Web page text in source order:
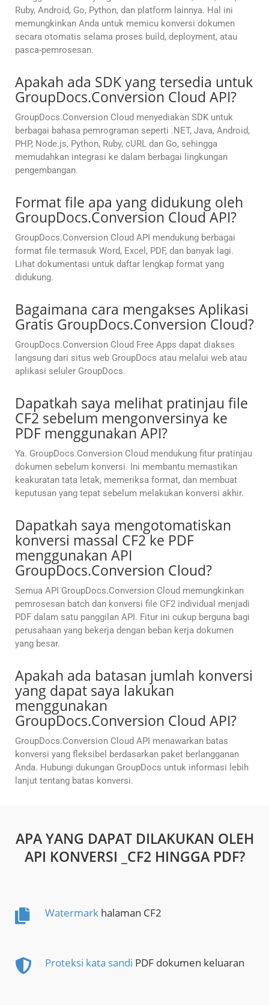
Ruby, Android, Go, Python, dan platform lainnya. Hal ini
memungkinkan Anda untuk memicu konversi dokumen
secara otomatis selama proses build, deployment, atau
pasca-pemrosesan.
Apakah ada SDK yang tersedia untuk
GroupDocs.Conversion Cloud API?
GroupDocs.Conversion Cloud menyediakan SDK untuk
berbagai bahasa pemrograman seperti .NET, Java, Android,
PHP, Node.js, Python, Ruby, cURL dan Go, sehingga
memudahkan integrasi ke dalam berbagai lingkungan
pengembangan.
Format file apa yang didukung oleh
GroupDocs.Conversion Cloud API?
GroupDocs.Conversion Cloud API mendukung berbagai
format file termasuk Word, Excel, PDF, dan banyak lagi.
Lihat dokumentasi untuk daftar lengkap format yang
didukung.
Bagaimana cara mengakses Aplikasi
Gratis GroupDocs.Conversion Cloud?
GroupDocs.Conversion Cloud Free Apps dapat diakses
langsung dari situs web GroupDocs atau melalui web atau
aplikasi seluler GroupDocs.
Dapatkah saya melihat pratinjau file
CF2 sebelum mengonversinya ke
PDF menggunakan API?
Ya. GroupDocs.Conversion Cloud mendukung fitur pratinjau
dokumen sebelum konversi. Ini membantu memastikan
keakuratan tata letak, memeriksa format, dan membuat
keputusan yang tepat sebelum melakukan konversi akhir.
Dapatkah saya mengotomatiskan
konversi massal CF2 ke PDF
menggunakan API
GroupDocs.Conversion Cloud?
Semua API GroupDocs.Conversion Cloud memungkinkan
pemrosesan batch dan konversi file CF2 individual menjadi
PDF dalam satu panggilan API. Fitur ini cukup berguna bagi
perusahaan yang bekerja dengan beban kerja dokumen
yang besar.
Apakah ada batasan jumlah konversi
yang dapat saya lakukan
menggunakan
GroupDocs.Conversion Cloud API?
GroupDocs.Conversion Cloud API menawarkan batas
konversi yang fleksibel berdasarkan paket berlangganan
Anda. Hubungi dukungan GroupDocs untuk informasi lebih
lanjut tentang batas konversi.
APA YANG DAPAT DILAKUKAN OLEH
API KONVERSI _CF2 HINGGA PDF?
Watermark halaman CF2
Proteksi kata sandi PDF dokumen keluaran